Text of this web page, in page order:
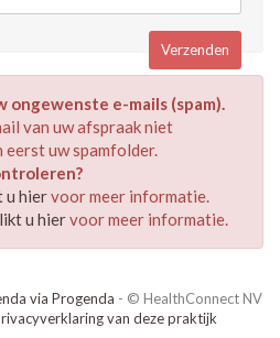
e-mails (spam).
van uw afspraak niet
uw spamfolder.
u hiervoor meer informatie.
u hiervoor meer informatie.
via Progenda - © HealthConnect NV
van deze praktijk